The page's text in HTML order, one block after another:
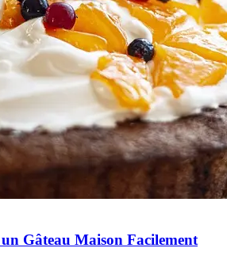
Gâteau Maison Facilement